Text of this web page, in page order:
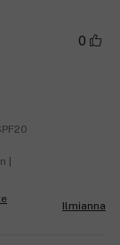
0
|
Ilmianna